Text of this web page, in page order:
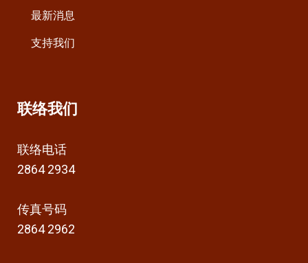
最新消息
支持我们
联络我们
联络电话
2864 2934
传真号码
2864 2962